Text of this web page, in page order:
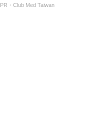
PR・Club Med Taiwan